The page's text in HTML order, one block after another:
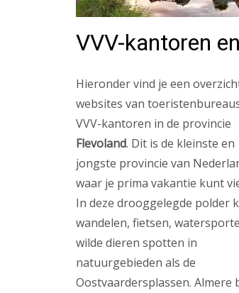
VVV-kantoren
Hieronder vind je een
websites van
VVV-kantoren in de provincie
Flevoland. Dit is de kleinste en
jongste provincie van
waar je prima vakantie kunt
In deze drooggelegde polder
wandelen, fietsen,
wilde dieren spotten in
natuurgebieden als de
Oostvaardersplassen. Almere